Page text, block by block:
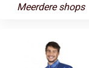
Meerdere shops